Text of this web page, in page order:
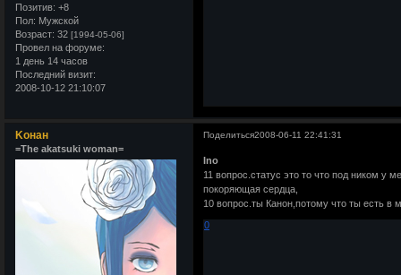
Позитив: +8
Пол: Мужской
Возраст: 32 [1994-05-06]
Провел на форуме:
1 день 14 часов
Последний визит:
2008-10-12 21:10:07
Поделиться2008-06-11 22:41:31
Kонан
=The akatsuki woman=
Ino
11 вопрос.статус это то что под ником у
покоряющая сердца,
10 вопрос.ты Канон,потому что ты есть в
0